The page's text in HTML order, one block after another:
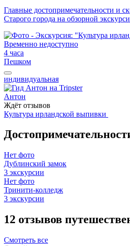
Главные достопримечательности и
Старого города на обзорной
Временно недоступно
4 часа
Пешком
индивидуальная
Антон
Ждёт отзывов
Культура ирландской выпивки
Нет фото
Дублинский замок
3 экскурсии
Нет фото
Тринити-колледж
3 экскурсии
12 отзывов
Смотреть все